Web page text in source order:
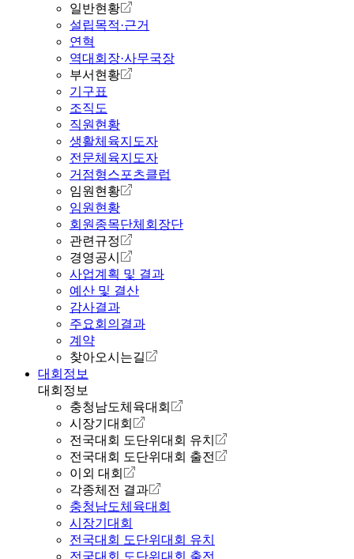
일반현황
설립목적·근거
연혁
역대회장·사무국장
부서현황
기구표
조직도
직원현황
생활체육지도자
전문체육지도자
거점형스포츠클럽
임원현황
임원현황
회원종목단체회장단
관련규정
경영공시
사업계획 및 결과
예산 및 결산
감사결과
주요회의결과
계약
찾아오시는길
대회정보
대회정보
충청남도체육대회
시장기대회
전국대회 도단위대회 유치
전국대회 도단위대회 출전
이외 대회
각종체전 결과
충청남도체육대회
시장기대회
전국대회 도단위대회 유치
전국대회 도단위대회 출전